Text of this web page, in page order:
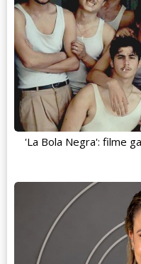
'La Bola Negra': filme